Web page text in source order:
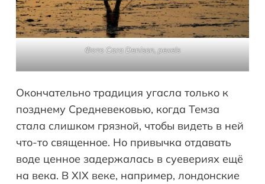
Фото Cara Denison, pexels
Окончательно традиция угасла только к
позднему Средневековью, когда Темза
стала слишком грязной, чтобы видеть в ней
что-то священное. Но привычка отдавать
воде ценное задержалась в суевериях ещё
на века. В XIX веке, например, лондонские